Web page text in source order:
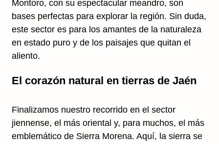
Montoro, con su espectacular meandro, son
bases perfectas para explorar la región. Sin duda,
este sector es para los amantes de la naturaleza
en estado puro y de los paisajes que quitan el
aliento.
El corazón natural en tierras de Jaén
Finalizamos nuestro recorrido en el sector
jiennense, el más oriental y, para muchos, el más
emblemático de Sierra Morena. Aquí, la sierra se